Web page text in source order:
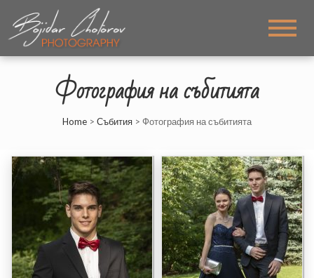
BOJIDAR CHOTOROV
PHOTOGRAPHY
Фотография на събитията
Home > Събития > Фотография на събитията